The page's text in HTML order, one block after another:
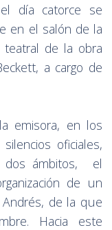
día catorce se
en el salón de la
teatral de la obra
a cargo de
emisora, en los
oficiales,
dos ámbitos, el
de un
de la que
Hacia este